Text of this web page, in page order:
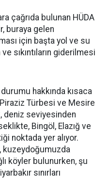
çağrıda bulunan HÜDA
buraya gelen
için başta yol ve su
sıkıntıların giderilmesi
hakkında kısaca
Türbesi ve Mesire
deniz seviyesinden
Bingöl, Elazığ ve
noktada yer alıyor.
kuzeydoğumuzda
köyler bulunurken, şu
sınırları